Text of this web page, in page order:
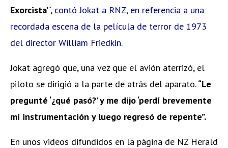
Exorcista’“, contó Jokat a RNZ, en referencia a una
recordada escena de la película de terror de 1973
del director William Friedkin.
Jokat agregó que, una vez que el avión aterrizó, el
piloto se dirigió a la parte de atrás del aparato.“Le
pregunté ‘¿qué pasó?’ y me dijo ‘perdí brevemente
mi instrumentación y luego regresó de repente”.
En unos videos difundidos en la página de NZ Herald